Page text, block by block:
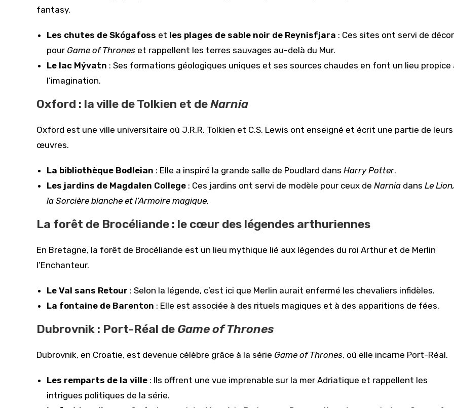
fantasy.
Les chutes de Skógafoss et les plages de sable noir de Reynisfjara : Ces sites ont servi de
pour Game of Thrones et rappellent les terres sauvages au-delà du Mur.
Le lac Mývatn : Ses formations géologiques uniques et ses sources chaudes en font un lieu propice
l’imagination.
Oxford : la ville de Tolkien et deNarnia
Oxford est une ville universitaire où J.R.R. Tolkien et C.S. Lewis ont enseigné et écrit une partie de leurs
œuvres.
La bibliothèque Bodleian : Elle a inspiré la grande salle de Poudlard dans Harry Potter.
Les jardins de Magdalen College : Ces jardins ont servi de modèle pour ceux de Narnia dans Le Lion,
la Sorcière blanche et l’Armoire magique.
La forêt de Brocéliande : le cœur des légendes arthuriennes
En Bretagne, la forêt de Brocéliande est un lieu mythique lié aux légendes du roi Arthur et de Merlin
l’Enchanteur.
Le Val sans Retour : Selon la légende, c’est ici que Merlin aurait enfermé les chevaliers infidèles.
La fontaine de Barenton : Elle est associée à des rituels magiques et à des apparitions de fées.
Dubrovnik : Port-Réal de Game of Thrones
Dubrovnik, en Croatie, est devenue célèbre grâce à la série Game of Thrones, où elle incarne Port-Réal.
Les remparts de la ville : Ils offrent une vue imprenable sur la mer Adriatique et rappellent les
intrigues politiques de la série.